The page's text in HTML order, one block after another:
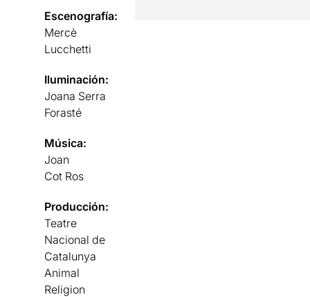
Escenografía:
Mercè
Lucchetti
Iluminación:
Joana Serra
Forasté
Música:
Joan
Cot Ros
Producción:
Teatre
Nacional de
Catalunya
Animal
Religion